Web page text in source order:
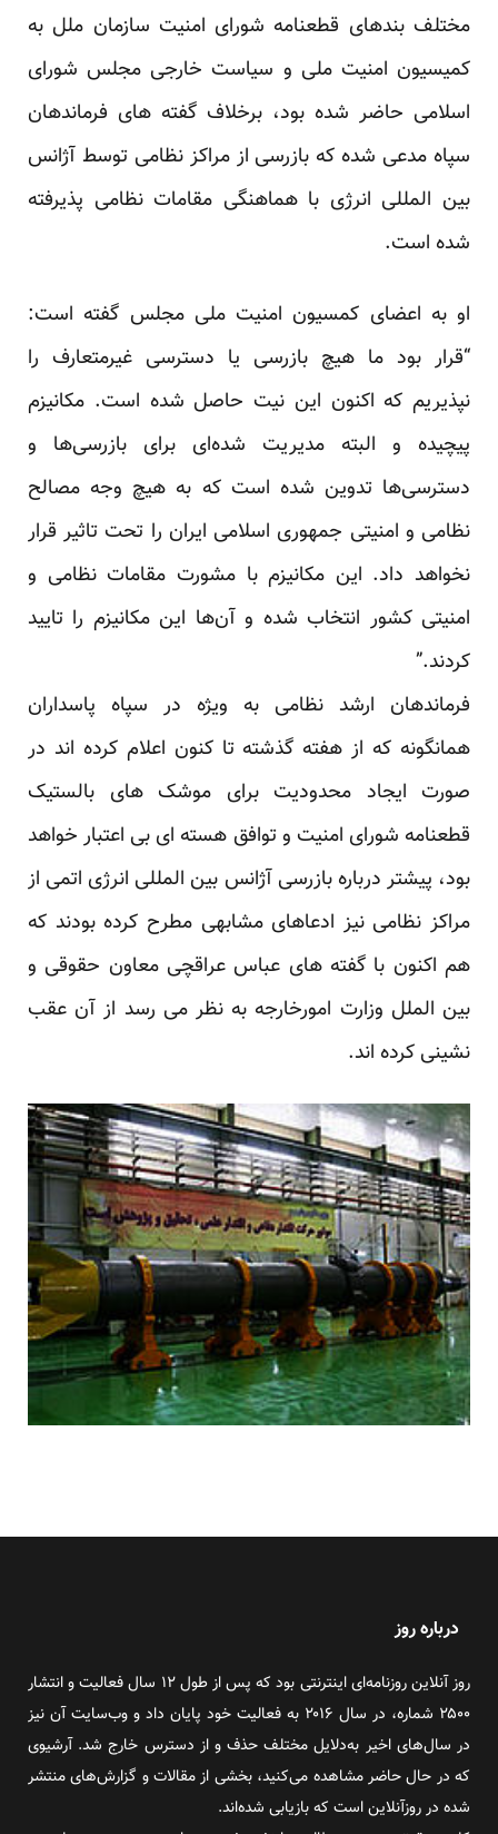
مختلف بندهای قطعنامه شورای امنیت سازمان ملل به
کمیسیون امنیت ملی و سیاست خارجی مجلس شورای
اسلامی حاضر شده بود، برخلاف گفته های فرماندهان
سپاه مدعی شده که بازرسی از مراکز نظامی توسط آژانس
بین المللی انرژی با هماهنگی مقامات نظامی پذیرفته
شده است.
او به اعضای کمسیون امنیت ملی مجلس گفته است:
“قرار بود ما هیچ بازرسی یا دسترسی غیرمتعارف را
نپذیریم که اکنون این نیت حاصل شده است. مکانیزم
پیچیده و البته مدیریت شده‌ای برای بازرسی‌ها و
دسترسی‌ها تدوین شده است که به هیچ وجه مصالح
نظامی و امنیتی جمهوری اسلامی ایران را تحت تاثیر قرار
نخواهد داد. این مکانیزم با مشورت مقامات نظامی و
امنیتی کشور انتخاب شده و آن‌ها این مکانیزم را تایید
کردند.”
فرماندهان ارشد نظامی به ویژه در سپاه پاسداران
همانگونه که از هفته گذشته تا کنون اعلام کرده اند در
صورت ایجاد محدودیت برای موشک های بالستیک
قطعنامه شورای امنیت و توافق هسته ای بی اعتبار خواهد
بود، پیشتر درباره بازرسی آژانس بین المللی انرژی اتمی از
مراکز نظامی نیز ادعاهای مشابهی مطرح کرده بودند که
هم اکنون با گفته های عباس عراقچی معاون حقوقی و
بین الملل وزارت امورخارجه به نظر می رسد از آن عقب
نشینی کرده اند.
درباره روز
روز آنلاین روزنامه‌ای اینترنتی بود که پس از طول ۱۲ سال فعالیت و انتشار
۲۵۰۰ شماره، در سال ۲۰۱۶ به فعالیت خود پایان داد و وب‌سایت آن نیز
در سال‌های اخیر به‌دلایل مختلف حذف و از دسترس خارج شد. آرشیوی
که در حال حاضر مشاهده می‌کنید، بخشی از مقالات و گزارش‌های منتشر
شده در روزآنلاین است که بازیابی شده‌اند.